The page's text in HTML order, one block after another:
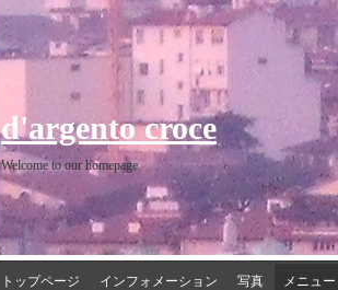
d'argento croce
Welcome to our homepage
トップページ インフォメーション 写真 メニュー